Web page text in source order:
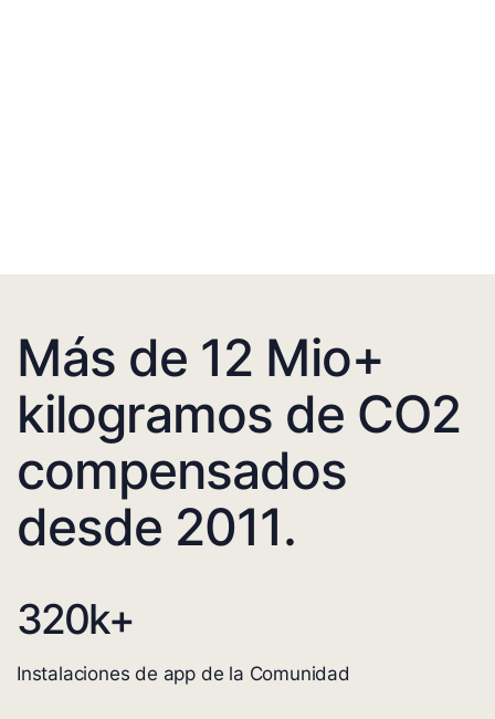
Más de 12 Mio+
kilogramos de CO2
compensados
desde 2011.
320k+
Instalaciones de app de la Comunidad